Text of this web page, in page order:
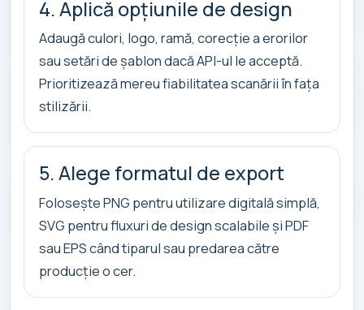
4. Aplică opțiunile de design
Adaugă culori, logo, ramă, corecție a erorilor
sau setări de șablon dacă API-ul le acceptă.
Prioritizează mereu fiabilitatea scanării în fața
stilizării.
5. Alege formatul de export
Folosește PNG pentru utilizare digitală simplă,
SVG pentru fluxuri de design scalabile și PDF
sau EPS când tiparul sau predarea către
producție o cer.